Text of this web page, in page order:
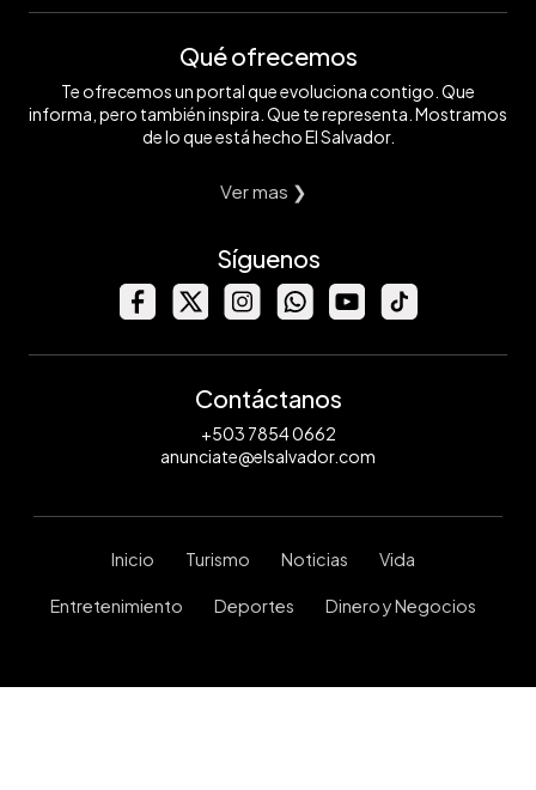
Qué ofrecemos
Te ofrecemos un portal que evoluciona contigo. Que
informa, pero también inspira. Que te representa. Mostramos
de lo que está hecho El Salvador.
Ver mas ❯
Síguenos
Contáctanos
+503 7854 0662
anunciate@elsalvador.com
Inicio Turismo Noticias Vida
Entretenimiento Deportes Dinero y Negocios